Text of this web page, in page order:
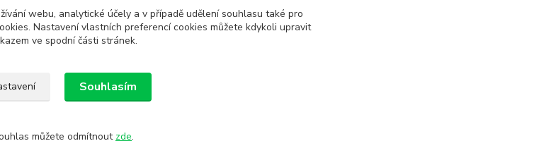
webu, analytické účely a v případě udělení souhlasu také pro
Nastavení vlastních preferencí cookies můžete kdykoli upravit
ve spodní části stránek.
Souhlasím
můžete odmítnout zde.